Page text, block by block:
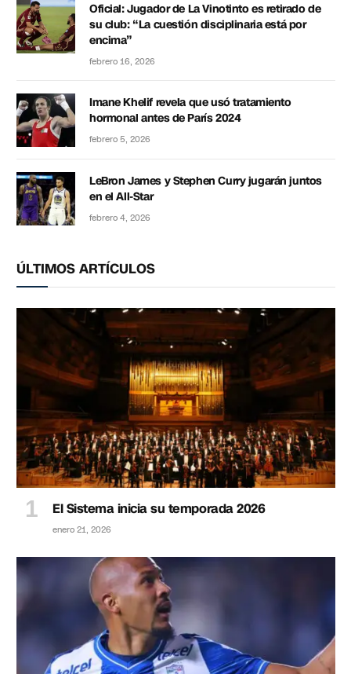
Oficial: Jugador de La Vinotinto es retirado de
su club: “La cuestión disciplinaria está por
encima”
febrero 16, 2026
Imane Khelif revela que usó tratamiento
hormonal antes de París 2024
febrero 5, 2026
LeBron James y Stephen Curry jugarán juntos
en el All-Star
febrero 4, 2026
ÚLTIMOS ARTÍCULOS
El Sistema inicia su temporada 2026
enero 21, 2026